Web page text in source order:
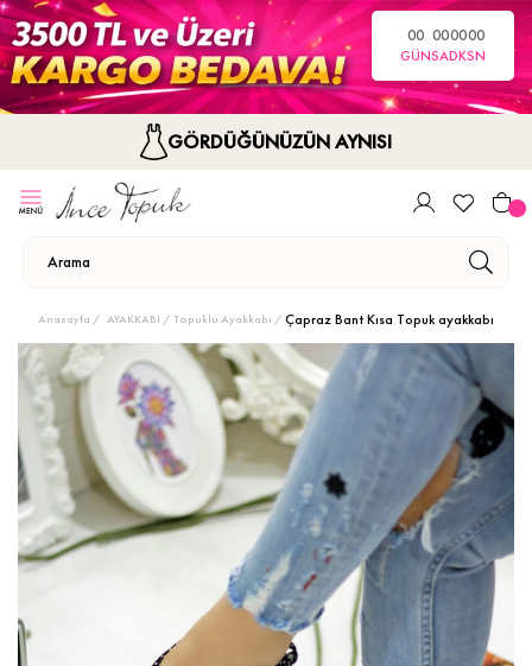
00
GÜN
00
SA
00
DK
00
SN
GÖRDÜĞÜNÜZÜN AYNISI
Anasayfa AYAKKABI Topuklu Ayakkabı Çapraz Bant Kısa Topuk ayakkabı